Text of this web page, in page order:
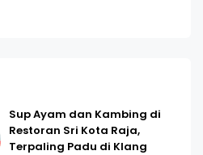
Sup Ayam dan Kambing di
Restoran Sri Kota Raja,
Terpaling Padu di Klang